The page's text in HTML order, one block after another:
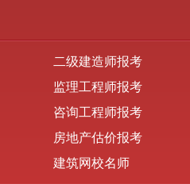
二级建造师报考
监理工程师报考
咨询工程师报考
房地产估价报考
建筑网校名师